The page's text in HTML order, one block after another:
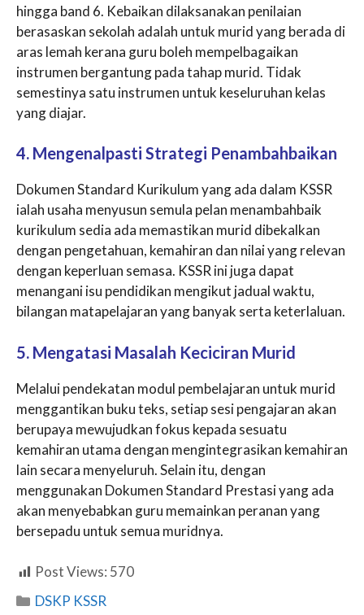
hingga band 6. Kebaikan dilaksanakan penilaian
berasaskan sekolah adalah untuk murid yang berada di
aras lemah kerana guru boleh mempelbagaikan
instrumen bergantung pada tahap murid. Tidak
semestinya satu instrumen untuk keseluruhan kelas
yang diajar.
4. Mengenalpasti Strategi Penambahbaikan
Dokumen Standard Kurikulum yang ada dalam KSSR
ialah usaha menyusun semula pelan menambahbaik
kurikulum sedia ada memastikan murid dibekalkan
dengan pengetahuan, kemahiran dan nilai yang relevan
dengan keperluan semasa. KSSR ini juga dapat
menangani isu pendidikan mengikut jadual waktu,
bilangan matapelajaran yang banyak serta keterlaluan.
5. Mengatasi Masalah Keciciran Murid
Melalui pendekatan modul pembelajaran untuk murid
menggantikan buku teks, setiap sesi pengajaran akan
berupaya mewujudkan fokus kepada sesuatu
kemahiran utama dengan mengintegrasikan kemahiran
lain secara menyeluruh. Selain itu, dengan
menggunakan Dokumen Standard Prestasi yang ada
akan menyebabkan guru memainkan peranan yang
bersepadu untuk semua muridnya.
Post Views: 570
Categories
DSKP KSSR